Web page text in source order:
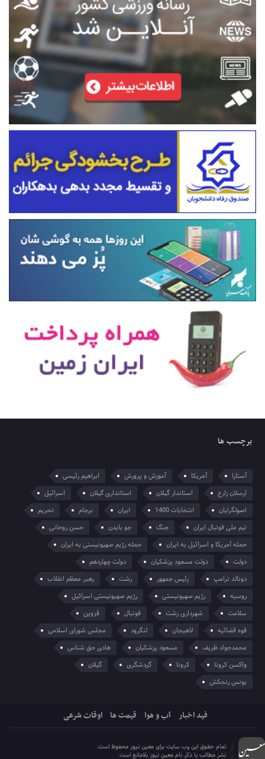
برچسب ها
آستارا آمریکا آموزش و پرورش
ابراهیم رئیسی
ارسلان زارع
استاندار گیلان استانداری گیلان
اسرائیل
اصولگرایان
انتخابات 1400 ایران برجام
تحریم
تیم ملی فوتبال ایران
جنگ جو بایدن
حسن روحانی
حمله آمریکا و اسرائیل به ایران
حمله رژیم صهیونیستی به ایران
دولت
دولت مسعود پزشکیان
دولت چهاردهم
دونالد ترامپ
رئیس جمهور رشت
رهبر معظم انقلاب
روسیه
رژیم صهیونیستی
رژیم صهیونیستی اسرائیل
سلامت
شهرداری رشت فوتبال
قزوین
قوه قضائیه
لاهیجان لنگرود
مجلس شورای اسلامی
محمدجواد ظریف
مسعود پزشکیان
هادی حق شناس
واکسن کرونا
کرونا گردشگری
گیلان
یونس رنجکش
فید اخبار آب و هوا قیمت ها اوقات شرعی
تمام حقوق این وب سایت برای معین نیوز محفوظ است.
نشر مطالب با ذکر نام معین نیوز بلامانع است.